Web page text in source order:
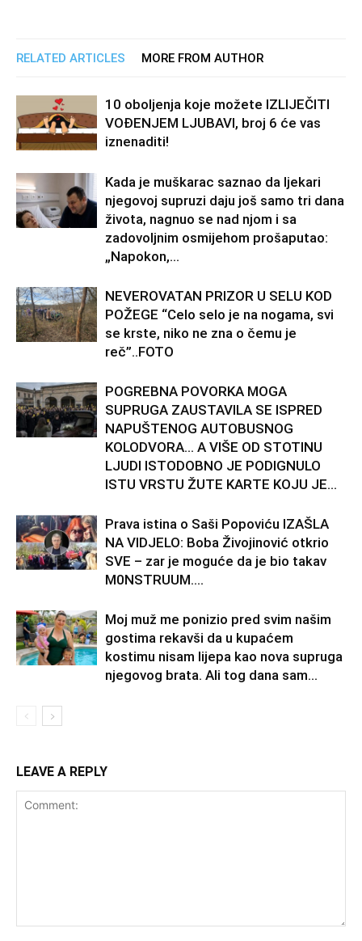
RELATED ARTICLES MORE FROM AUTHOR
10 oboljenja koje možete IZLIJEČITI
VOĐENJEM LJUBAVI, broj 6 će vas
iznenaditi!
Kada je muškarac saznao da ljekari
njegovoj supruzi daju još samo tri dana
života, nagnuo se nad njom i sa
zadovoljnim osmijehom prošaputao:
„Napokon,...
NEVEROVATAN PRIZOR U SELU KOD
POŽEGE “Celo selo je na nogama, svi
se krste, niko ne zna o čemu je
reč”..FOTO
POGREBNA POVORKA MOGA
SUPRUGA ZAUSTAVILA SE ISPRED
NAPUŠTENOG AUTOBUSNOG
KOLODVORA… A VIŠE OD STOTINU
LJUDI ISTODOBNO JE PODIGNULO
ISTU VRSTU ŽUTE KARTE KOJU JE...
Prava istina o Saši Popoviću IZAŠLA
NA VIDJELO: Boba Živojinović otkrio
SVE – zar je moguće da je bio takav
M0NSTRUUM….
Moj muž me ponizio pred svim našim
gostima rekavši da u kupaćem
kostimu nisam lijepa kao nova supruga
njegovog brata. Ali tog dana sam...
LEAVE A REPLY